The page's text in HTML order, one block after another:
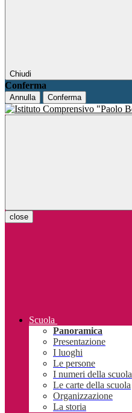
Chiudi
Conferma
Annulla Conferma
close
Scuola
Panoramica
Presentazione
I luoghi
Le persone
I numeri della scuola
Le carte della scuola
Organizzazione
La storia